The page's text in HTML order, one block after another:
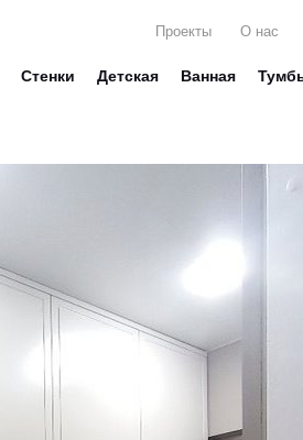
Проекты О нас
Стенки Детская Ванная